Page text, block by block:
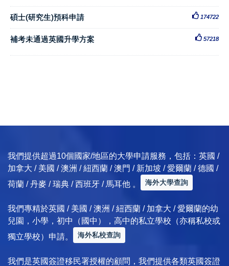
碩士(研究生)預科申請 174722
補考未通過英國升學方案 57218
我們提供超過10個國家/地區的大學申請服務，包括：英國 /
加拿大 / 美國 / 澳洲 / 紐西蘭 / 澳門 / 新加坡 / 愛爾蘭 / 德國 /
荷蘭 / 丹麥 / 瑞典 / 西班牙 / 馬耳他 。
海外大學查詢
我們專精於英國 / 美國 / 澳洲 / 紐西蘭 / 加拿大 / 愛爾蘭的幼
兒園，小學，初中（國中），高中的私立學校（亦稱私校或
獨立學校）申請。
海外私校查詢
我們是英國簽證移民署授權的顧問，我們提供各類英國簽證